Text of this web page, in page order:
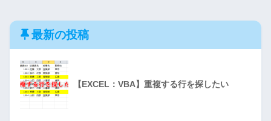
最新の投稿
【EXCEL：VBA】重複する行を探したい